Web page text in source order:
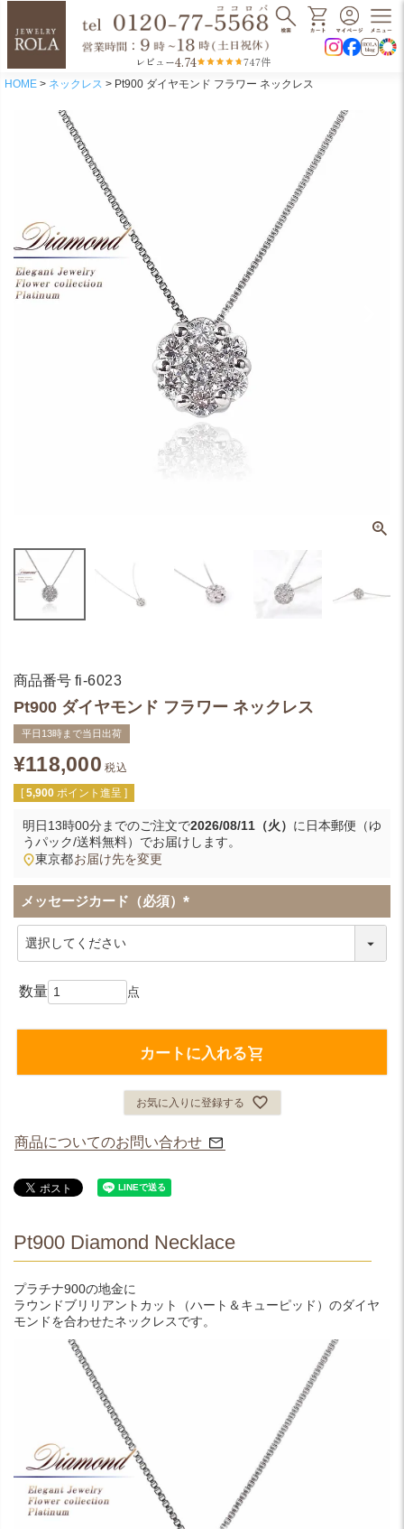
レビュー4.74 747件
HOME ネックレス Pt900 ダイヤモンド フラワー ネックレス
商品番号 fi-6023
Pt900 ダイヤモンド フラワー ネックレス
平日13時まで当日出荷
¥118,000 税込
[ 5,900 ポイント進呈 ]
明日13時00分までのご注文で2026/08/11（火） に 日本郵便（ゆ
うパック/送料無料） でお届けします。
東京都お届け先を変更
メッセージカード（必須）
(
カートに入れる
お気に入りに登録する
商品についてのお問い合わせ
Pt900 Diamond Necklace
プラチナ900の地金に
ラウンドブリリアントカット（ハート＆キューピッド）のダイヤ
モンドを合わせたネックレスです。